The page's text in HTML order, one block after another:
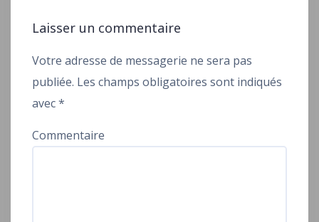
Laisser un commentaire
Votre adresse de messagerie ne sera pas
publiée. Les champs obligatoires sont indiqués
avec*
Commentaire